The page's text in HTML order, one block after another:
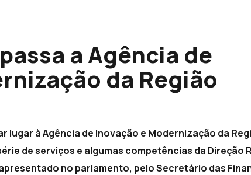
a Agência de
da Região
lugar à Agência de Inovação e Modernização da
de serviços e algumas competências da Direção
no parlamento, pelo Secretário das